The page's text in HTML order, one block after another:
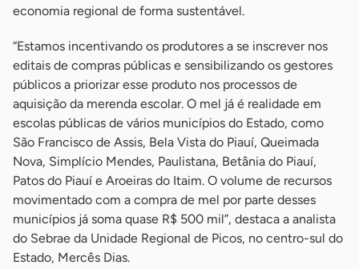
economia regional de forma sustentável.
“Estamos incentivando os produtores a se inscrever nos
editais de compras públicas e sensibilizando os gestores
públicos a priorizar esse produto nos processos de
aquisição da merenda escolar. O mel já é realidade em
escolas públicas de vários municípios do Estado, como
São Francisco de Assis, Bela Vista do Piauí, Queimada
Nova, Simplício Mendes, Paulistana, Betânia do Piauí,
Patos do Piauí e Aroeiras do Itaim. O volume de recursos
movimentado com a compra de mel por parte desses
municípios já soma quase R$ 500 mil”, destaca a analista
do Sebrae da Unidade Regional de Picos, no centro-sul do
Estado, Mercês Dias.